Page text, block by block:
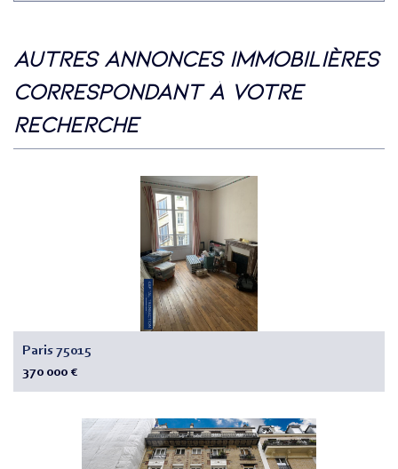
autres annonces immobilières
correspondant à votre
recherche
Paris 75015
370 000 €